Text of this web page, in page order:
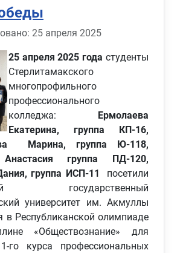
о материале
25 апреля 2025
25 апреля 2025 года студенты
Стерлитамакского
многопрофильного
профессионального
колледжа:
Ермолаева
Екатерина, группа КП-16,
Марина, группа Ю-118,
Анастасия группа ПД-120,
группа ИСП-11
посетили
государственный
университет им. Акмуллы
в Республиканской олимпиаде
«Обществознание» для
го курса профессиональных